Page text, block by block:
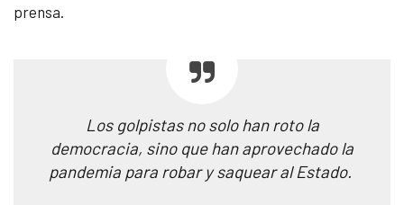
prensa.
Los golpistas no solo han roto la
democracia, sino que han aprovechado la
pandemia para robar y saquear al Estado.